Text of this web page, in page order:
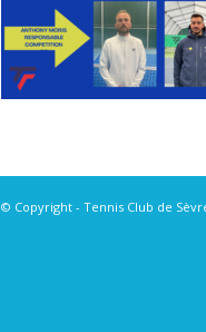
© Copyright - Tennis Club de